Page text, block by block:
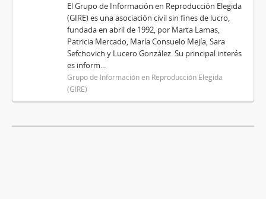
El Grupo de Información en Reproducción Elegida
(GIRE) es una asociación civil sin fines de lucro,
fundada en abril de 1992, por Marta Lamas,
Patricia Mercado, María Consuelo Mejía, Sara
Sefchovich y Lucero González. Su principal interés
es inform...
Grupo de Información en Reproducción Elegida
(GIRE)